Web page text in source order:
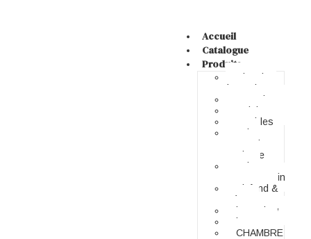
Accueil
Catalogue
Produits
Chambre
à coucher
Dressing
Cuisines
Meubles
salon
marocain
moderne
salon
contemporain
Plafond &
Déco
bungalow
bureau
CHAMBRE